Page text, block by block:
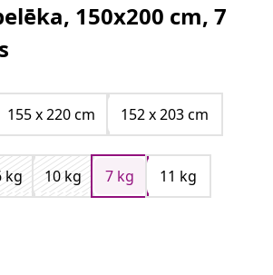
150x200 cm, 7
155 x 220 cm
152 x 203 cm
kg 10 kg 7 kg
11 kg